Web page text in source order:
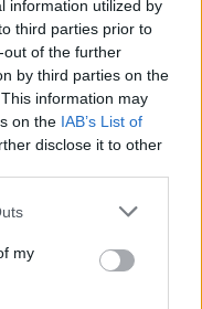
information utilized by
third parties prior to
of the further
by third parties on the
information may
on the IAB’s List of
disclose it to other
one or more Google
You may click to
third-party tags to
in below Google
my
για να
όπως και
από το
και γιο – Ο